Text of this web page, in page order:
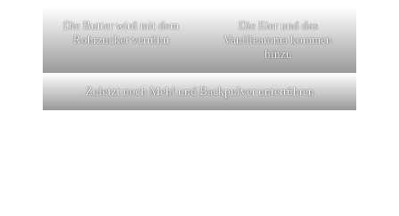
Die Butter wird mit dem
Rohrzucker verrührt
Die Eier und das
Vanillearoma kommen
hinzu
Zuletzt noch Mehl und Backpulver unterrühren